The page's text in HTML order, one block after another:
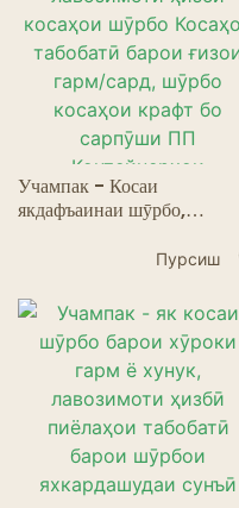
Учампак - Косаи
якдафъаинаи шӯрбо,
шӯрбо Косаҳои табобатӣ
шӯрбо косаҳои крафт бо
сарпӯши ПП Контейнерҳои
хӯрокворӣ
Пурсиш